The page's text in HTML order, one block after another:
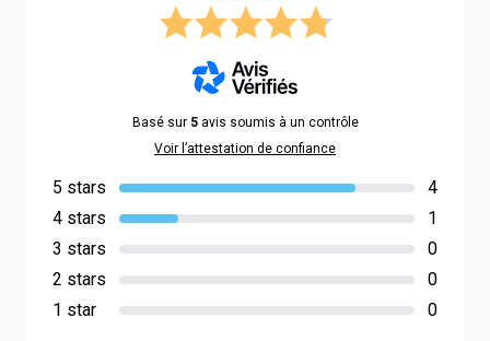
Basé sur 5avis soumis à un contrôle
Voir l’attestation de confiance
5 stars
4
4 stars
1
3 stars
0
2 stars
0
1 star
0